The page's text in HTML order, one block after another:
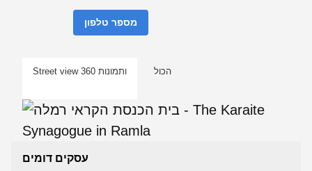
מספר טלפון
Street view ותמונות 360 הכול
עסקים דומים